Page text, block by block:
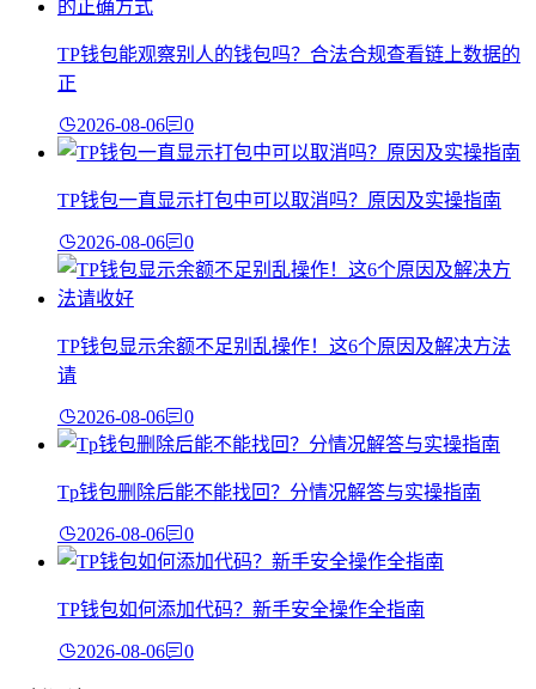
TP钱包能观察别人的钱包吗？合法合规查看链上数据的
正
2026-08-06 0
TP钱包一直显示打包中可以取消吗？原因及实操指南
2026-08-06 0
TP钱包显示余额不足别乱操作！这6个原因及解决方法
请
2026-08-06 0
Tp钱包删除后能不能找回？分情况解答与实操指南
2026-08-06 0
TP钱包如何添加代码？新手安全操作全指南
2026-08-06 0